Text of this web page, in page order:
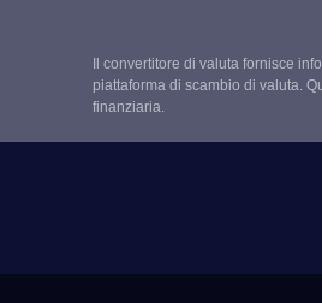
Il convertitore di valuta fornisce
piattaforma di scambio di valuta.
finanziaria.